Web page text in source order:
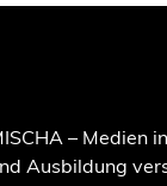
– Medien
Ausbildung